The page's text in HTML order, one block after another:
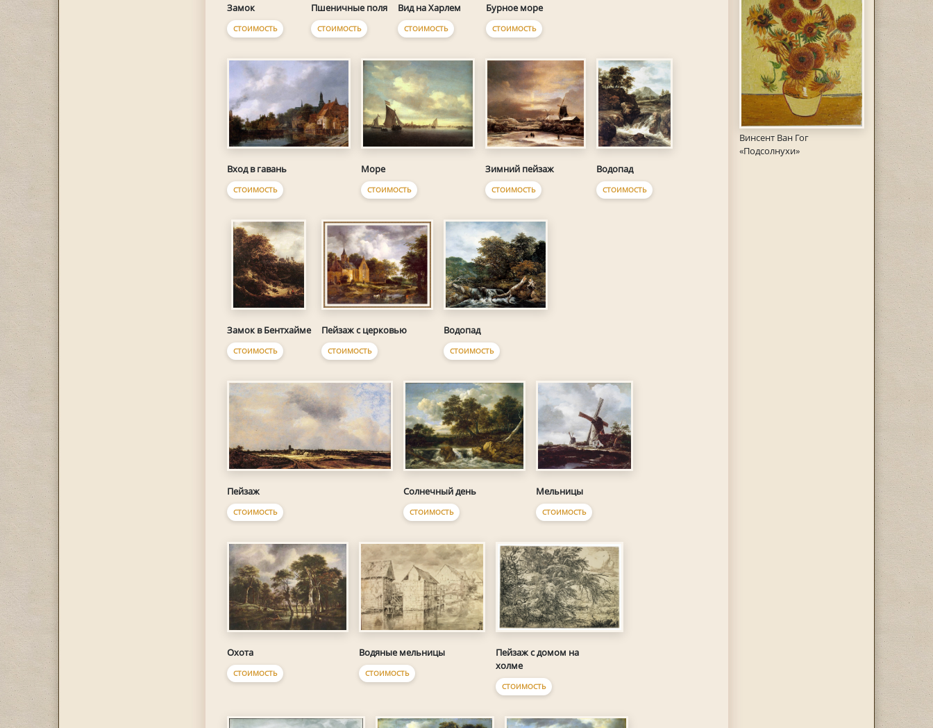
Винсент Ван Гог
«Подсолнухи»
Замок
СТОИМОСТЬ
Пшеничные поля
СТОИМОСТЬ
Вид на Харлем
СТОИМОСТЬ
Бурное море
СТОИМОСТЬ
Вход в гавань
СТОИМОСТЬ
Море
СТОИМОСТЬ
Зимний пейзаж
СТОИМОСТЬ
Водопад
СТОИМОСТЬ
Замок в Бентхайме
СТОИМОСТЬ
Пейзаж с церковью
СТОИМОСТЬ
Водопад
СТОИМОСТЬ
Пейзаж
СТОИМОСТЬ
Солнечный день
СТОИМОСТЬ
Мельницы
СТОИМОСТЬ
Охота
СТОИМОСТЬ
Водяные мельницы
СТОИМОСТЬ
Пейзаж с домом на
холме
СТОИМОСТЬ